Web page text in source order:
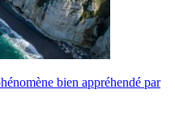
bien appréhendé par